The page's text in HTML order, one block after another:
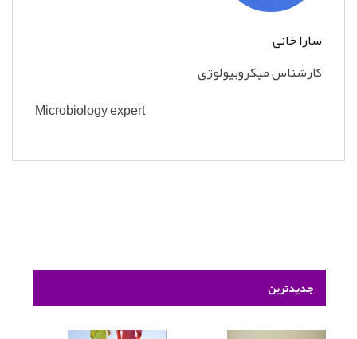
سارا خانی
کارشناس میکروبیولوژی
Microbiology expert
جدیدترین